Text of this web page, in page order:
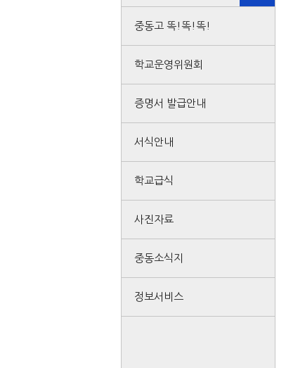
중동고 똑!똑!똑!
학교운영위원회
증명서 발급안내
서식안내
학교급식
사진자료
중동소식지
정보서비스